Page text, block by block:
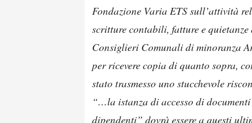
Fondazione Varia ETS sull’attività
scritture contabili, fatture e
Consiglieri Comunali di minoranza
per ricevere copia di quanto sopra,
stato trasmesso uno stucchevole
“…la istanza di accesso di
dipendenti” dovrà essere a questi